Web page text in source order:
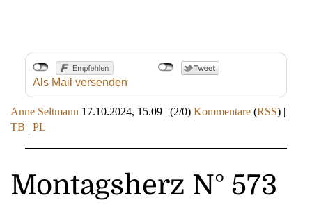
Als Mail versenden
Anne Seltmann 17.10.2024, 15.09 | (2/0) Kommentare (RSS) |
TB | PL
Montagsherz N° 573